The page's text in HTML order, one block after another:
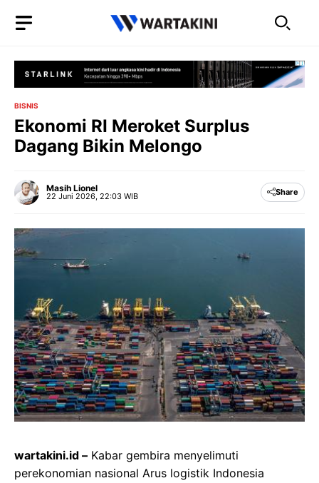
BISNIS
Ekonomi RI Meroket Surplus
Dagang Bikin Melongo
Masih Lionel
22 Juni 2026, 22:03 WIB Share
wartakini.id – Kabar gembira menyelimuti
perekonomian nasional Arus logistik Indonesia